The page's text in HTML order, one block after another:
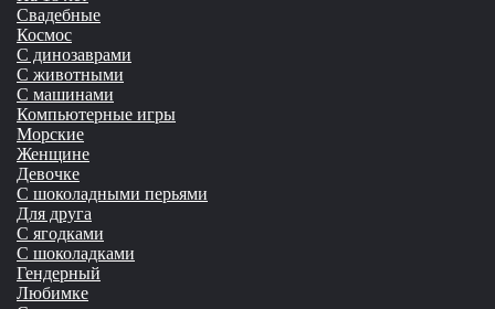
Свадебные
Космос
С динозаврами
С животными
С машинами
Компьютерные игры
Морские
Женщине
Девочке
С шоколадными перьями
Для друга
С ягодками
С шоколадками
Гендерный
Любимке